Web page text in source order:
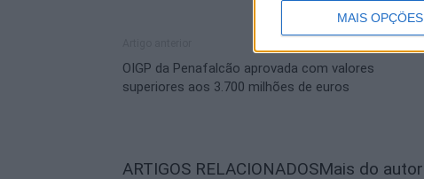
MAIS OPÇÕES
OIGP da Penafalcão aprovada com valores
superiores aos 3.700 milhões de euros
ARTIGOS RELACIONADOSMais do autor